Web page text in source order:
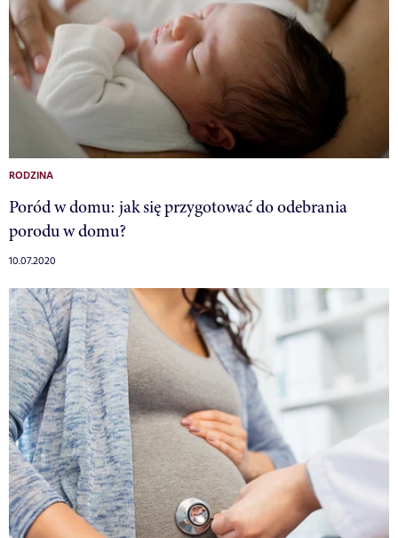
RODZINA
Poród w domu: jak się przygotować do odebrania
porodu w domu?
10.07.2020